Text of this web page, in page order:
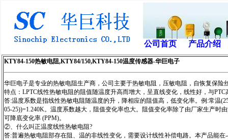
公司首页 产品介绍
KTY84-150热敏电阻,KTY84/150,KTY84-150温度传感器-华巨电子
华巨电子是专业的热敏电阻生产商，公司主要于热敏电阻，压敏电阻，自恢复保
特点：LPTC线性热敏电阻的阻值随温度升高而增大，呈直线变化，线性好，与
答:温度系数是指线性热敏电阻随温度的升，降相应的阻值高，低变化率。例:常温
05-25))=1.240K。温度系数越大，阻值变化率也大。阻值变化率除了由厂家生产
可降底变化率 (PPM)。
②、什么叫正温度线性热敏电阻?
答:普遍热敏电阻部存在阻、温的非线性变化，需要设计线性补偿电路。本产品能